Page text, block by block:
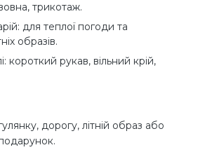
трикотаж.
для теплої погоди та
образів.
короткий рукав, вільний крій,
дорогу, літній образ або